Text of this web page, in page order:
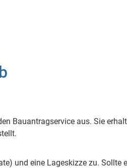
Bauantragservice aus. Sie
und eine Lageskizze zu.